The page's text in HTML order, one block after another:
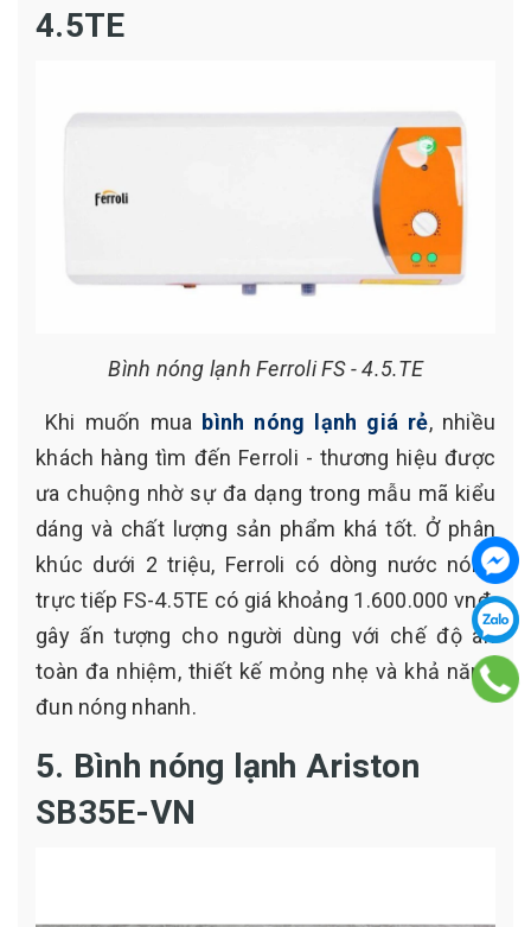
4.5TE
Bình nóng lạnh Ferroli FS - 4.5.TE
Khi muốn mua bình nóng lạnh giá rẻ, nhiều
khách hàng tìm đến Ferroli - thương hiệu được
ưa chuộng nhờ sự đa dạng trong mẫu mã kiểu
dáng và chất lượng sản phẩm khá tốt. Ở phân
khúc dưới 2 triệu, Ferroli có dòng nước nóng
trực tiếp FS-4.5TE có giá khoảng 1.600.000 vnđ
gây ấn tượng cho người dùng với chế độ an
toàn đa nhiệm, thiết kế mỏng nhẹ và khả năng
đun nóng nhanh.
5. Bình nóng lạnh Ariston
SB35E-VN